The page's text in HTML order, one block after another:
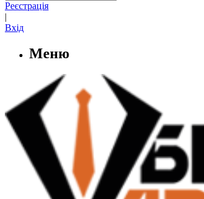
Реєстрація
|
Вхід
Меню